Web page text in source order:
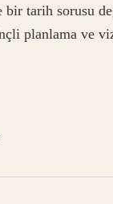
bir tarih sorusu
planlama ve